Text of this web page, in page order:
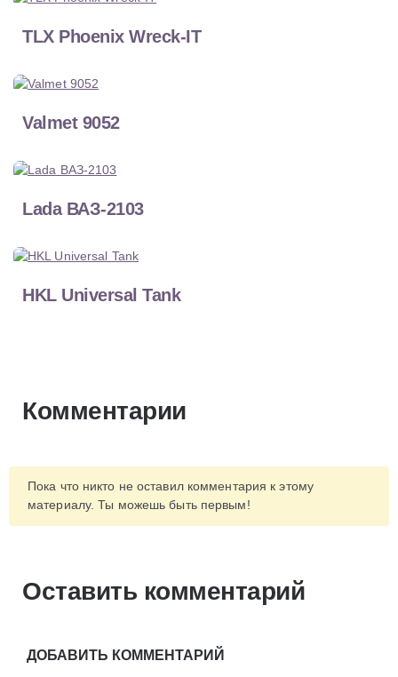
TLX Phoenix Wreck-IT
Valmet 9052
Lada ВАЗ-2103
HKL Universal Tank
Комментарии
Пока что никто не оставил комментария к этому
материалу. Ты можешь быть первым!
Оставить комментарий
ДОБАВИТЬ КОММЕНТАРИЙ